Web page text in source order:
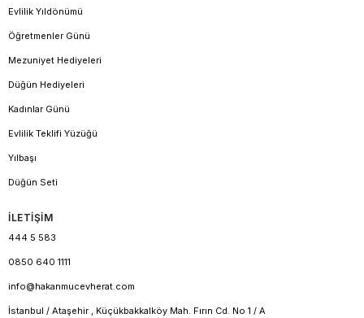
Evlilik Yıldönümü
Öğretmenler Günü
Mezuniyet Hediyeleri
Düğün Hediyeleri
Kadınlar Günü
Evlilik Teklifi Yüzüğü
Yılbaşı
Düğün Seti
İLETİŞİM
444 5 583
0850 640 1111
info@hakanmucevherat.com
İstanbul / Ataşehir , Küçükbakkalköy Mah. Fırın Cd. No 1 / A